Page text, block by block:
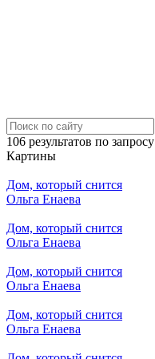
106 результатов по запросу
Картины
Дом, который снится
Ольга Енаева
Дом, который снится
Ольга Енаева
Дом, который снится
Ольга Енаева
Дом, который снится
Ольга Енаева